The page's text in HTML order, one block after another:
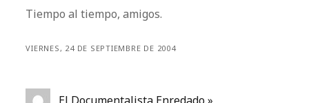
Tiempo al tiempo, amigos.
VIERNES, 24 DE SEPTIEMBRE DE 2004